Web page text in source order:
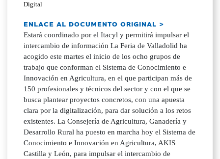
Digital
ENLACE AL DOCUMENTO ORIGINAL >
Estará coordinado por el Itacyl y permitirá impulsar el
intercambio de información La Feria de Valladolid ha
acogido este martes el inicio de los ocho grupos de
trabajo que conforman el Sistema de Conocimiento e
Innovación en Agricultura, en el que participan más de
150 profesionales y técnicos del sector y con el que se
busca plantear proyectos concretos, con una apuesta
clara por la digitalización, para dar solución a los retos
existentes. La Consejería de Agricultura, Ganadería y
Desarrollo Rural ha puesto en marcha hoy el Sistema de
Conocimiento e Innovación en Agricultura, AKIS
Castilla y León, para impulsar el intercambio de